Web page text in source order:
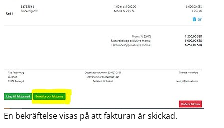
En bekräftelse visas på att fakturan är skickad.